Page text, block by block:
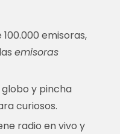
100.000 emisoras,
emisoras
globo y pincha
curiosos.
radio en vivo y